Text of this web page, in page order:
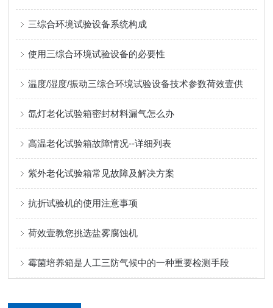
三综合环境试验设备系统构成
使用三综合环境试验设备的必要性
温度/湿度/振动三综合环境试验设备技术参数荷效壹供
氙灯老化试验箱密封材料漏气怎么办
高温老化试验箱故障情况--详细列表
紫外老化试验箱常见故障及解决方案
抗折试验机的使用注意事项
荷效壹教您挑选盐雾腐蚀机
霉菌培养箱是人工三防气候中的一种重要检测手段